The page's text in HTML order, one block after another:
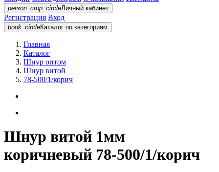
person_crop_circleЛичный кабинет
Регистрация Вход
book_circleКаталог по категориям
Главная
Каталог
Шнур оптом
Шнур витой
78-500/1/корич
Шнур витой 1мм
коричневый 78-500/1/корич